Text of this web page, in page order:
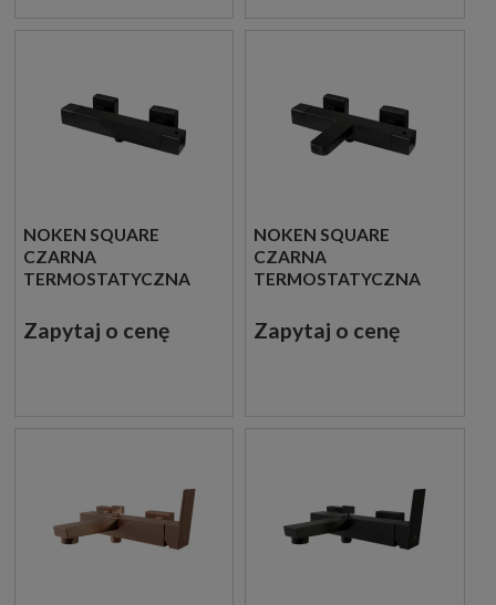
NOKEN SQUARE
CZARNA
TERMOSTATYCZNA
PRYSZNICOWA
100328500
Zapytaj o cenę
NOKEN SQUARE
CZARNA
TERMOSTATYCZNA
PRYSZNICOWA
100328481
Zapytaj o cenę